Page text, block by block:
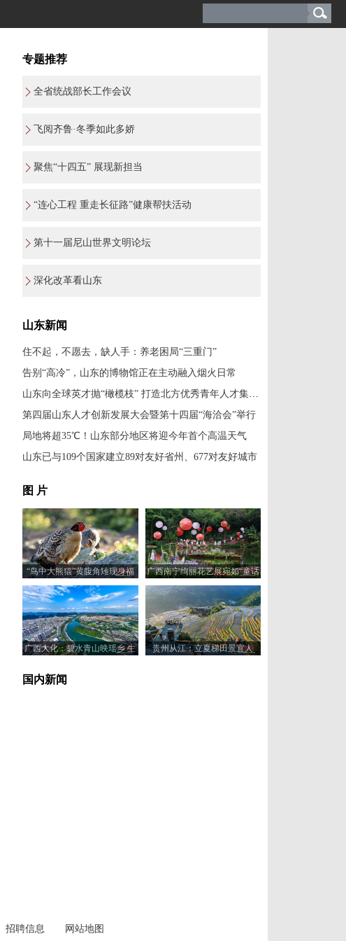
专题推荐
全省统战部长工作会议
飞阅齐鲁·冬季如此多娇
聚焦“十四五” 展现新担当
“连心工程 重走长征路”健康帮扶活动
第十一届尼山世界文明论坛
深化改革看山东
山东新闻
住不起，不愿去，缺人手：养老困局“三重门”
告别“高冷”，山东的博物馆正在主动融入烟火日常
山东向全球英才抛“橄榄枝” 打造北方优秀青年人才集聚区
第四届山东人才创新发展大会暨第十四届“海洽会”举行
局地将超35℃！山东部分地区将迎今年首个高温天气
山东已与109个国家建立89对友好省州、677对友好城市
图 片
“鸟中大熊猫”黄腹角雉现身福
建建瓯
广西南宁绚丽花艺展宛如“童话
世界”
广西大化：碧水青山映瑶乡 生
贵州从江：立夏梯田景宜人
国内新闻
招聘信息 网站地图